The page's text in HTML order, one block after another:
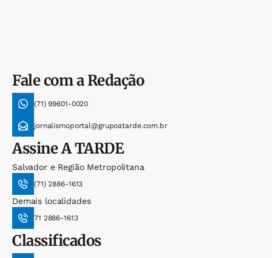
Fale com a Redação
(71) 99601-0020
jornalismoportal@grupoatarde.com.br
AssineA TARDE
Salvador e Região Metropolitana
(71) 2886-1613
Demais localidades
71 2886-1613
Classificados